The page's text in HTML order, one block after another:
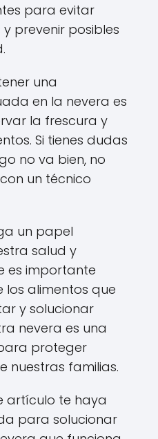
para evitar
prevenir posibles
una
en la nevera es
la frescura y
Si tienes dudas
no va bien, no
un técnico
un papel
salud y
es importante
alimentos que
y solucionar
nevera es una
proteger
nuestras familias.
artículo te haya
para solucionar